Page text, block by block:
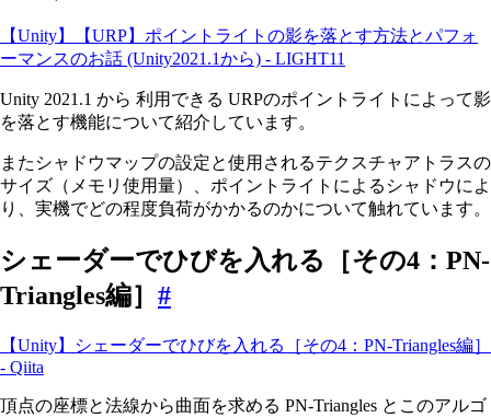
【Unity】【URP】ポイントライトの影を落とす方法とパフォ
ーマンスのお話 (Unity2021.1から) - LIGHT11
Unity 2021.1 から 利用できる URPのポイントライトによって影
を落とす機能について紹介しています。
またシャドウマップの設定と使用されるテクスチャアトラスの
サイズ（メモリ使用量）、ポイントライトによるシャドウによ
り、実機でどの程度負荷がかかるのかについて触れています。
シェーダーでひびを入れる［その4：PN-
Triangles編］ #
【Unity】シェーダーでひびを入れる［その4：PN-Triangles編］
- Qiita
頂点の座標と法線から曲面を求める PN-Triangles とこのアルゴ